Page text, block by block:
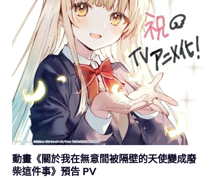
動畫《關於我在無意間被隔壁的天使變成廢
柴這件事》預告 PV